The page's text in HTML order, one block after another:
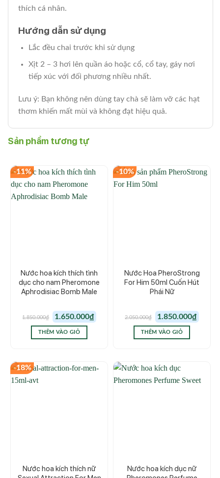
thích cá nhân.
Hướng dẫn sử dụng
Lắc đều chai trước khi sử dụng
Xịt 2 – 3 hơi lên quần áo hoặc cổ, cổ tay, gáy nơi
tiếp xúc với đối phương nhiều nhất.
Lưu ý: Bạn không nên dùng tay chà sẽ làm vỡ các hạt
thơm khiến mất mùi và không đạt hiệu quả.
Sản phẩm tương tự
-11%
Nước hoa kích thích tình
dục cho nam Pheromone
Aphrodisiac Bomb Male
1.850.000₫
Giá
gốc
là:
1.850.000₫.
1.650.000₫ hiện
THÊM VÀO GIỎ
-10%
Nước Hoa PheroStrong
For Him 50ml Cuốn Hút
Phái Nữ
2.050.000₫
Giá
gốc
là:
2.050.000₫.
1.850.000₫ hiện
THÊM VÀO GIỎ
-18%
Nước hoa kích thích nữ
Nước hoa kích dục nữ